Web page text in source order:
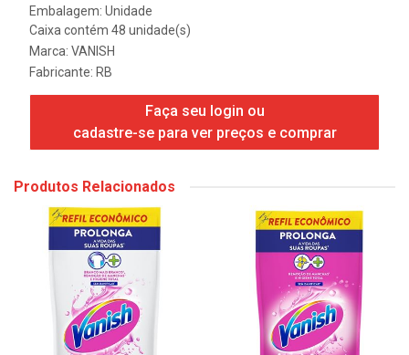
Embalagem: Unidade
Caixa contém 48 unidade(s)
Marca: VANISH
Fabricante: RB
Faça seu login ou
cadastre-se para ver preços e comprar
Produtos Relacionados